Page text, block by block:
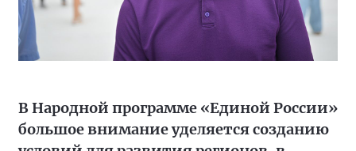
В Народной программе «Единой России»
большое внимание уделяется созданию